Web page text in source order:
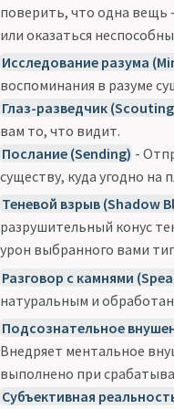
поверить, что одна вещь
или оказаться
Исследование разума
воспоминания в разуме
Глаз-разведчик (Scouting
вам то, что видит.
Послание (Sending) -
существу, куда угодно на
Теневой взрыв (Shadow
разрушительный конус
урон выбранного вами
Разговор с камнями
натуральным и
Подсознательное
Внедряет ментальное
выполнено при
Субъективная